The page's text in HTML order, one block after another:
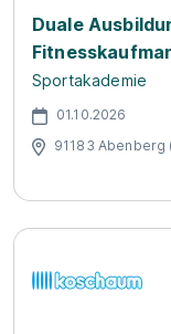
Duale
Sportakademie
01.10.2026
91183 Abenberg